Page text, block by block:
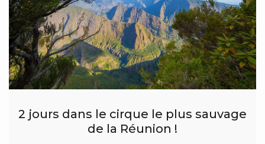
2 jours dans le cirque le plus sauvage
de la Réunion !